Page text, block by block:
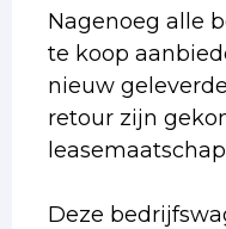
Nagenoeg alle
te koop
nieuw
retour zijn
Deze